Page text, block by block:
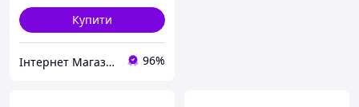
Купити
Інтернет Магазин "Tano" 96%